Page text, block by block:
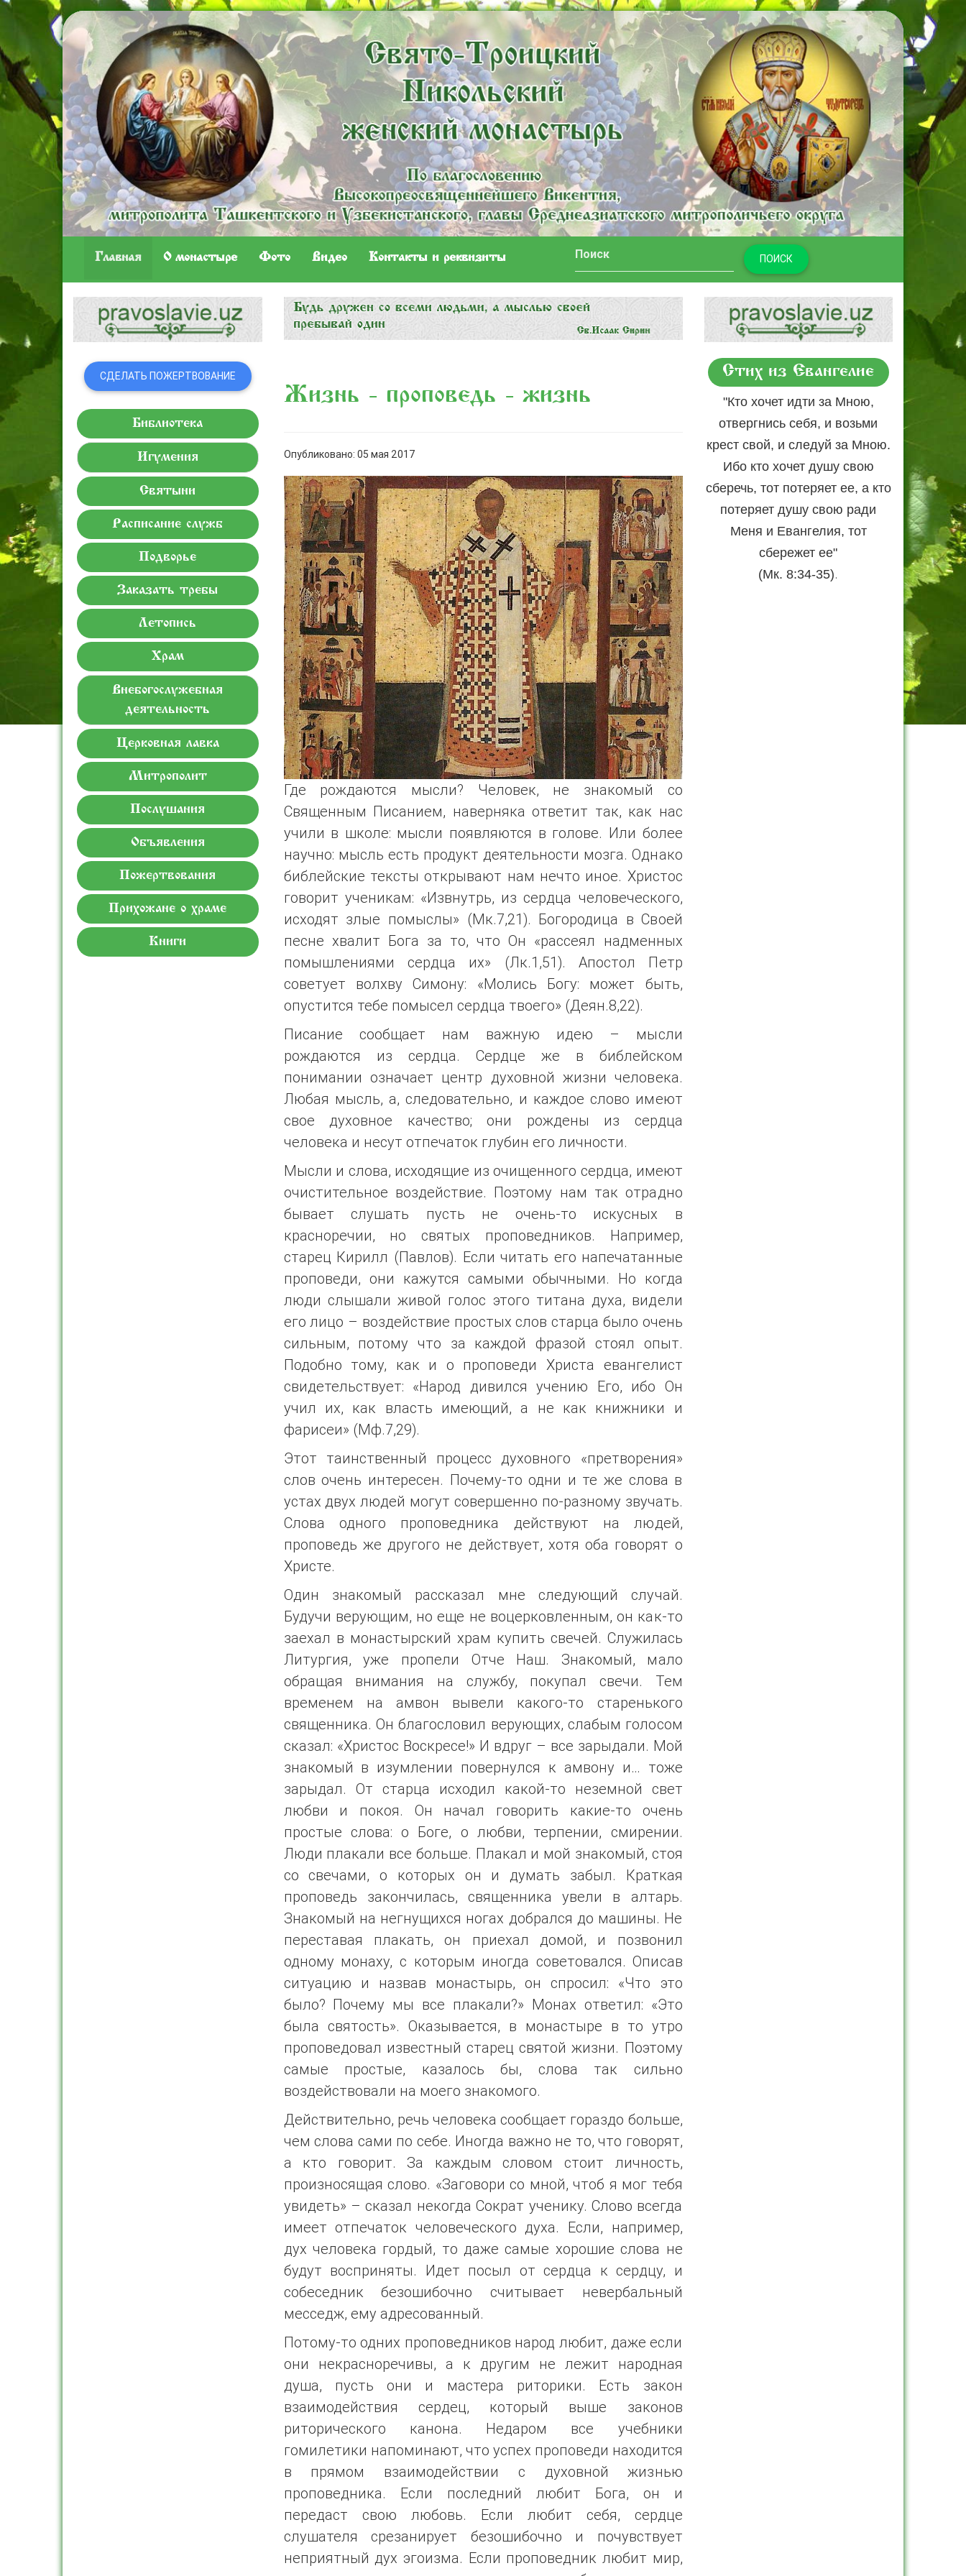
Главная O монастыре Фото Видео Контакты и реквизиты ПОИСК
СДЕЛАТЬ ПОЖЕРТВОВАНИЕ
Библиотека
Игумения
Святыни
Расписание служб
Подворье
Заказать требы
Летопись
Храм
Внебогослужебная
деятельность
Церковная лавка
Митрополит
Послушания
Объявления
Пожертвования
Прихожане о храме
Книги
Жизнь - проповедь - жизнь
Опубликовано: 05 мая 2017
Где рождаются мысли? Человек, не знакомый со
Священным Писанием, наверняка ответит так, как нас
учили в школе: мысли появляются в голове. Или более
научно: мысль есть продукт деятельности мозга. Однако
библейские тексты открывают нам нечто иное. Христос
говорит ученикам: «Извнутрь, из сердца человеческого,
исходят злые помыслы» (Мк.7,21). Богородица в Своей
песне хвалит Бога за то, что Он «рассеял надменных
помышлениями сердца их» (Лк.1,51). Апостол Петр
советует волхву Симону: «Молись Богу: может быть,
опустится тебе помысел сердца твоего» (Деян.8,22).
Писание сообщает нам важную идею – мысли
рождаются из сердца. Сердце же в библейском
понимании означает центр духовной жизни человека.
Любая мысль, а, следовательно, и каждое слово имеют
свое духовное качество; они рождены из сердца
человека и несут отпечаток глубин его личности.
Мысли и слова, исходящие из очищенного сердца, имеют
очистительное воздействие. Поэтому нам так отрадно
бывает слушать пусть не очень-то искусных в
красноречии, но святых проповедников. Например,
старец Кирилл (Павлов). Если читать его напечатанные
проповеди, они кажутся самыми обычными. Но когда
люди слышали живой голос этого титана духа, видели
его лицо – воздействие простых слов старца было очень
сильным, потому что за каждой фразой стоял опыт.
Подобно тому, как и о проповеди Христа евангелист
свидетельствует: «Народ дивился учению Его, ибо Он
учил их, как власть имеющий, а не как книжники и
фарисеи» (Мф.7,29).
Этот таинственный процесс духовного «претворения»
слов очень интересен. Почему-то одни и те же слова в
устах двух людей могут совершенно по-разному звучать.
Слова одного проповедника действуют на людей,
проповедь же другого не действует, хотя оба говорят о
Христе.
Один знакомый рассказал мне следующий случай.
Будучи верующим, но еще не воцерковленным, он как-то
заехал в монастырский храм купить свечей. Служилась
Литургия, уже пропели Отче Наш. Знакомый, мало
обращая внимания на службу, покупал свечи. Тем
временем на амвон вывели какого-то старенького
священника. Он благословил верующих, слабым голосом
сказал: «Христос Воскресе!» И вдруг – все зарыдали. Мой
знакомый в изумлении повернулся к амвону и… тоже
зарыдал. От старца исходил какой-то неземной свет
любви и покоя. Он начал говорить какие-то очень
простые слова: о Боге, о любви, терпении, смирении.
Люди плакали все больше. Плакал и мой знакомый, стоя
со свечами, о которых он и думать забыл. Краткая
проповедь закончилась, священника увели в алтарь.
Знакомый на негнущихся ногах добрался до машины. Не
переставая плакать, он приехал домой, и позвонил
одному монаху, с которым иногда советовался. Описав
ситуацию и назвав монастырь, он спросил: «Что это
было? Почему мы все плакали?» Монах ответил: «Это
была святость». Оказывается, в монастыре в то утро
проповедовал известный старец святой жизни. Поэтому
самые простые, казалось бы, слова так сильно
воздействовали на моего знакомого.
Действительно, речь человека сообщает гораздо больше,
чем слова сами по себе. Иногда важно не то, что говорят,
а кто говорит. За каждым словом стоит личность,
произносящая слово. «Заговори со мной, чтоб я мог тебя
увидеть» – сказал некогда Сократ ученику. Слово всегда
имеет отпечаток человеческого духа. Если, например,
дух человека гордый, то даже самые хорошие слова не
будут восприняты. Идет посыл от сердца к сердцу, и
собеседник безошибочно считывает невербальный
месседж, ему адресованный.
Потому-то одних проповедников народ любит, даже если
они некрасноречивы, а к другим не лежит народная
душа, пусть они и мастера риторики. Есть закон
взаимодействия сердец, который выше законов
риторического канона. Недаром все учебники
гомилетики напоминают, что успех проповеди находится
в прямом взаимодействии с духовной жизнью
проповедника. Если последний любит Бога, он и
передаст свою любовь. Если любит себя, сердце
слушателя срезанирует безошибочно и почувствует
неприятный дух эгоизма. Если проповедник любит мир,
Стих из Евангелие
"Кто хочет идти за Мною,
отвергнись себя, и возьми
крест свой, и следуй за Мною.
Ибо кто хочет душу свою
сберечь, тот потеряет ее, а кто
потеряет душу свою ради
Меня и Евангелия, тот
сбережет ее"
(Мк. 8:34-35).